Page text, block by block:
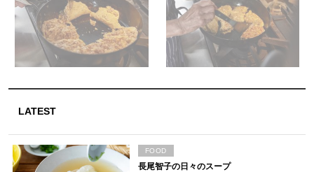
LATEST
長尾智子の日々のスープ
FOOD